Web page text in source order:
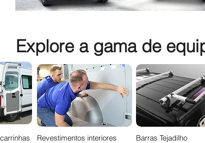
Explore a gama de
Revestimentos interiores
Barras Tejadilho